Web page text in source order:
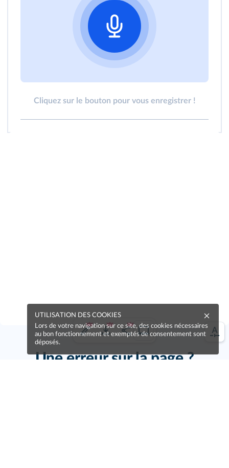
Cliquez sur le bouton pour vous enregistrer !
Une erreur sur la page ?
UTILISATION DES COOKIES
Lors de votre navigation sur ce site, des cookies nécessaires
au bon fonctionnement et exemptés de consentement sont
déposés.